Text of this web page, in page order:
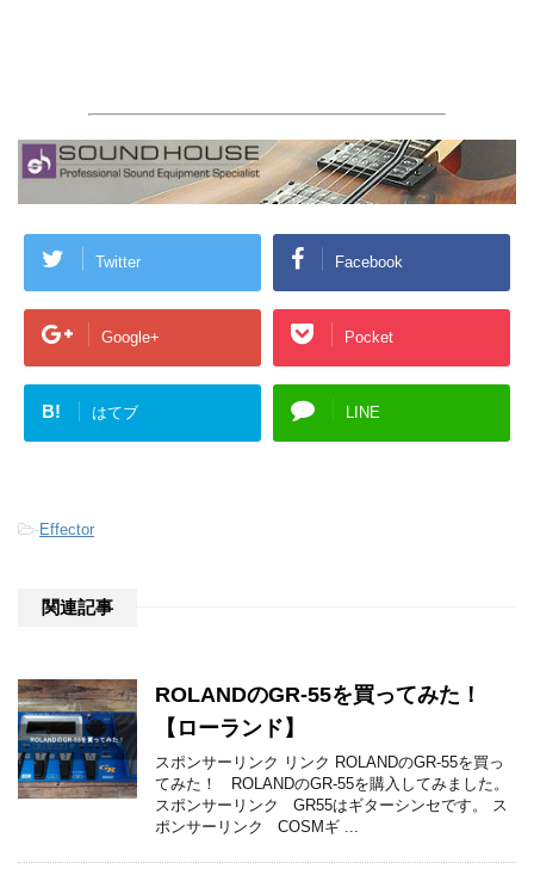
Twitter Facebook
Google+ Pocket
B! はてブ LINE
-Effector
関連記事
ROLANDのGR-55を買ってみた！
【ローランド】
スポンサーリンク リンク ROLANDのGR-55を買っ
てみた！ ROLANDのGR-55を購入してみました。
スポンサーリンク GR55はギターシンセです。 ス
ポンサーリンク COSMギ ...